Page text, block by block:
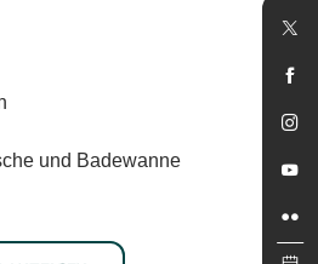
und Badewanne